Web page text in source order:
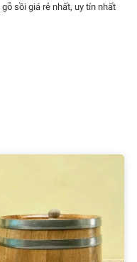
sồi giá rẻ nhất, uy tín nhất